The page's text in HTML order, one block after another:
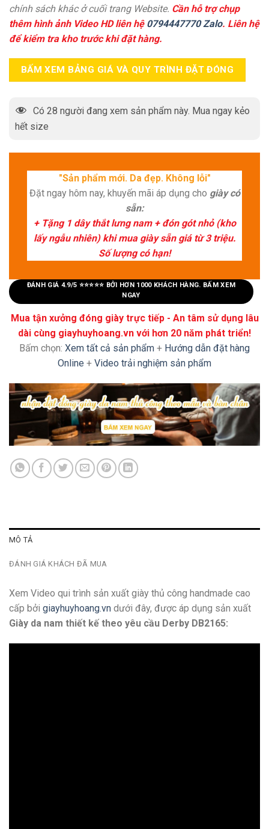
chính sách khác ở cuối trang Website. Cần hỗ trợ chụp
thêm hình ảnh Video HD liên hệ 0794447770 Zalo. Liên hệ
để kiểm tra kho trước khi đặt hàng.
BẤM XEM BẢNG GIÁ VÀ QUY TRÌNH ĐẶT ĐÓNG
Có 28 người đang xem sản phẩm này. Mua ngay kẻo
hết size
"Sản phẩm mới. Da đẹp. Không lỗi"
Đặt ngay hôm nay, khuyến mãi áp dụng cho giày có
sẵn:
+ Tặng 1 dây thắt lưng nam + đón gót nhỏ (kho
lấy ngẫu nhiên) khi mua giày sẵn giá từ 3 triệu.
Số lượng có hạn!
ĐÁNH GIÁ 4.9/5 ⭐⭐⭐⭐⭐ BỞI HƠN 1000 KHÁCH HÀNG. BẤM XEM
NGAY
Mua tận xưởng đóng giày trực tiếp - An tâm sử dụng lâu
dài cùng giayhuyhoang.vn với hơn 20 năm phát triển!
Bấm chọn: Xem tất cả sản phẩm + Hướng dẫn đặt hàng
Online + Video trải nghiệm sản phẩm
MÔ TẢ
ĐÁNH GIÁ KHÁCH ĐÃ MUA
Xem Video qui trình sản xuất giày thủ công handmade cao
cấp bởi giayhuyhoang.vn dưới đây, được áp dụng sản xuất
Giày da nam thiết kế theo yêu cầu Derby DB2165: